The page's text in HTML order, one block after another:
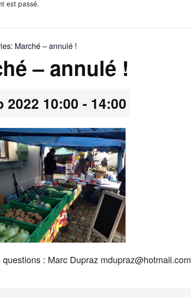
est passé.
Marché – annulé !
– annulé !
2022 10:00 - 14:00
: Marc Dupraz mdupraz@hotmail.com